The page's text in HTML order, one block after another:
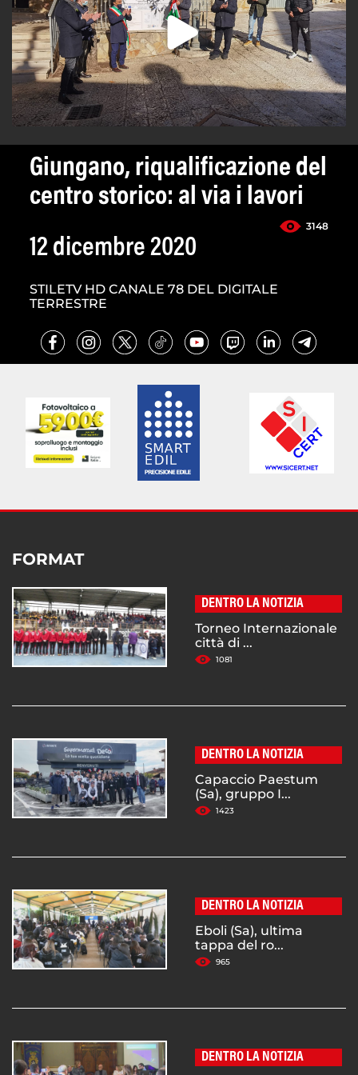
Giungano, riqualificazione del
centro storico: al via i lavori
3148
12 dicembre 2020
STILETV HD CANALE 78 DEL DIGITALE
TERRESTRE
FORMAT
DENTRO LA NOTIZIA
Torneo Internazionale
città di ...
1081
DENTRO LA NOTIZIA
Capaccio Paestum
(Sa), gruppo I...
1423
DENTRO LA NOTIZIA
Eboli (Sa), ultima
tappa del ro...
965
DENTRO LA NOTIZIA